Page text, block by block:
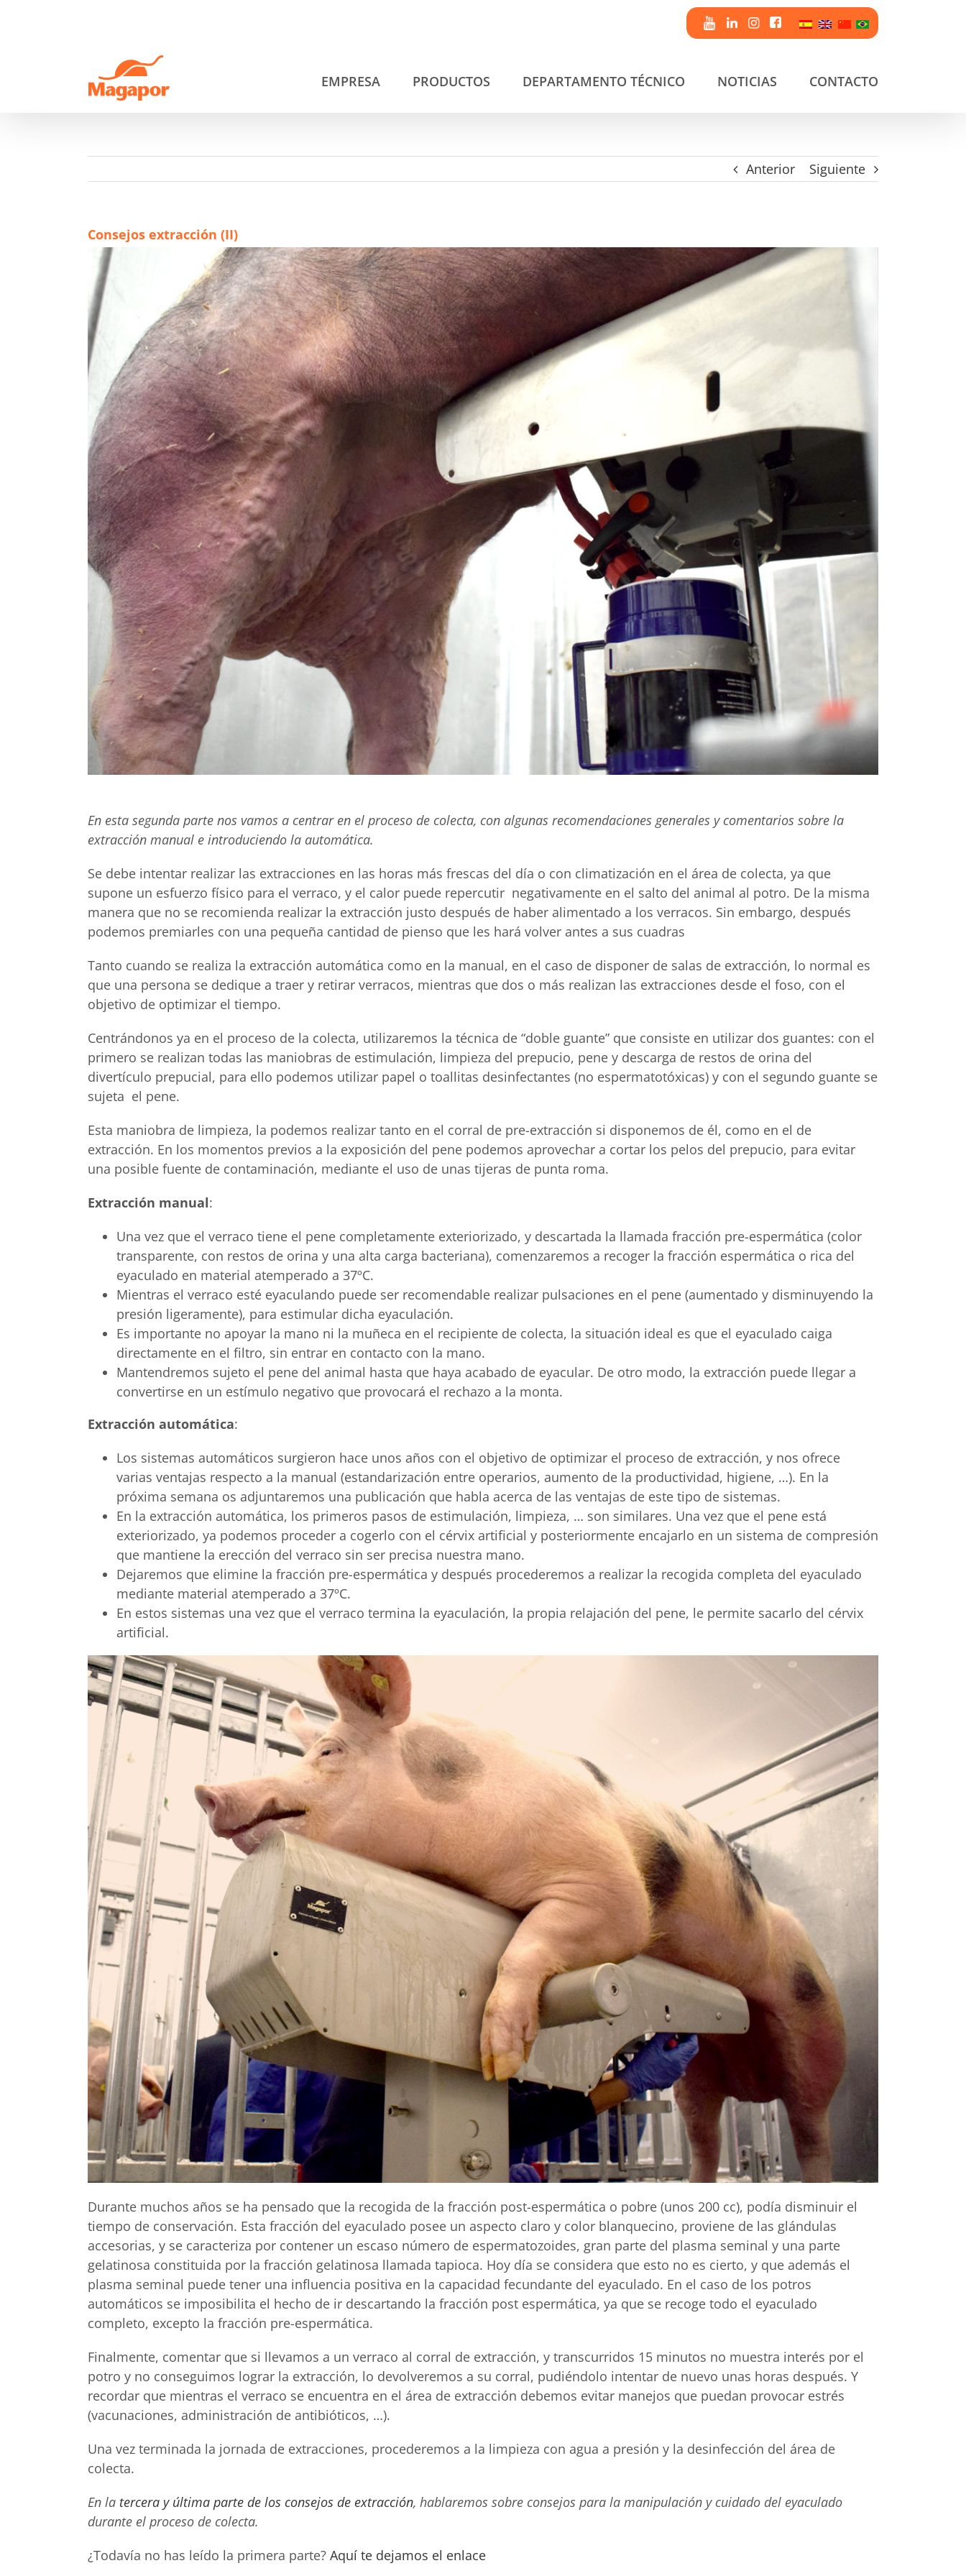
EMPRESA
PRODUCTOS DEPARTAMENTO TÉCNICO NOTICIAS CONTACTO
Anterior Siguiente
Consejos extracción (II)
En esta segunda parte nos vamos a centrar en el proceso de colecta, con algunas recomendaciones generales y comentarios sobre la
extracción manual e introduciendo la automática.
Se debe intentar realizar las extracciones en las horas más frescas del día o con climatización en el área de colecta, ya que
supone un esfuerzo físico para el verraco, y el calor puede repercutir negativamente en el salto del animal al potro. De la misma
manera que no se recomienda realizar la extracción justo después de haber alimentado a los verracos. Sin embargo, después
podemos premiarles con una pequeña cantidad de pienso que les hará volver antes a sus cuadras
Tanto cuando se realiza la extracción automática como en la manual, en el caso de disponer de salas de extracción, lo normal es
que una persona se dedique a traer y retirar verracos, mientras que dos o más realizan las extracciones desde el foso, con el
objetivo de optimizar el tiempo.
Centrándonos ya en el proceso de la colecta, utilizaremos la técnica de “doble guante” que consiste en utilizar dos guantes: con el
primero se realizan todas las maniobras de estimulación, limpieza del prepucio, pene y descarga de restos de orina del
divertículo prepucial, para ello podemos utilizar papel o toallitas desinfectantes (no espermatotóxicas) y con el segundo guante se
sujeta el pene.
Esta maniobra de limpieza, la podemos realizar tanto en el corral de pre-extracción si disponemos de él, como en el de
extracción. En los momentos previos a la exposición del pene podemos aprovechar a cortar los pelos del prepucio, para evitar
una posible fuente de contaminación, mediante el uso de unas tijeras de punta roma.
Extracción manual:
Una vez que el verraco tiene el pene completamente exteriorizado, y descartada la llamada fracción pre-espermática (color
transparente, con restos de orina y una alta carga bacteriana), comenzaremos a recoger la fracción espermática o rica del
eyaculado en material atemperado a 37ºC.
Mientras el verraco esté eyaculando puede ser recomendable realizar pulsaciones en el pene (aumentado y disminuyendo la
presión ligeramente), para estimular dicha eyaculación.
Es importante no apoyar la mano ni la muñeca en el recipiente de colecta, la situación ideal es que el eyaculado caiga
directamente en el filtro, sin entrar en contacto con la mano.
Mantendremos sujeto el pene del animal hasta que haya acabado de eyacular. De otro modo, la extracción puede llegar a
convertirse en un estímulo negativo que provocará el rechazo a la monta.
Extracción automática:
Los sistemas automáticos surgieron hace unos años con el objetivo de optimizar el proceso de extracción, y nos ofrece
varias ventajas respecto a la manual (estandarización entre operarios, aumento de la productividad, higiene, …). En la
próxima semana os adjuntaremos una publicación que habla acerca de las ventajas de este tipo de sistemas.
En la extracción automática, los primeros pasos de estimulación, limpieza, … son similares. Una vez que el pene está
exteriorizado, ya podemos proceder a cogerlo con el cérvix artificial y posteriormente encajarlo en un sistema de compresión
que mantiene la erección del verraco sin ser precisa nuestra mano.
Dejaremos que elimine la fracción pre-espermática y después procederemos a realizar la recogida completa del eyaculado
mediante material atemperado a 37ºC.
En estos sistemas una vez que el verraco termina la eyaculación, la propia relajación del pene, le permite sacarlo del cérvix
artificial.
Durante muchos años se ha pensado que la recogida de la fracción post-espermática o pobre (unos 200 cc), podía disminuir el
tiempo de conservación. Esta fracción del eyaculado posee un aspecto claro y color blanquecino, proviene de las glándulas
accesorias, y se caracteriza por contener un escaso número de espermatozoides, gran parte del plasma seminal y una parte
gelatinosa constituida por la fracción gelatinosa llamada tapioca. Hoy día se considera que esto no es cierto, y que además el
plasma seminal puede tener una influencia positiva en la capacidad fecundante del eyaculado. En el caso de los potros
automáticos se imposibilita el hecho de ir descartando la fracción post espermática, ya que se recoge todo el eyaculado
completo, excepto la fracción pre-espermática.
Finalmente, comentar que si llevamos a un verraco al corral de extracción, y transcurridos 15 minutos no muestra interés por el
potro y no conseguimos lograr la extracción, lo devolveremos a su corral, pudiéndolo intentar de nuevo unas horas después. Y
recordar que mientras el verraco se encuentra en el área de extracción debemos evitar manejos que puedan provocar estrés
(vacunaciones, administración de antibióticos, …).
Una vez terminada la jornada de extracciones, procederemos a la limpieza con agua a presión y la desinfección del área de
colecta.
En la tercera y última parte de los consejos de extracción, hablaremos sobre consejos para la manipulación y cuidado del eyaculado
durante el proceso de colecta.
¿Todavía no has leído la primera parte? Aquí te dejamos el enlace